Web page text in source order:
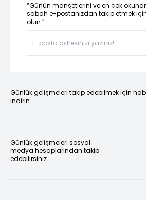
“Günün manşetlerini ve en çok
sabah e-postanızdan takip etmek
olun.”
Günlük gelişmeleri takip edebilmek için
indirin
Günlük gelişmeleri sosyal
medya hesaplarından takip
edebilirsiniz.